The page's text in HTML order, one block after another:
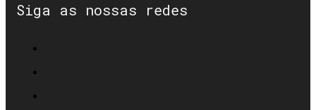
Siga as nossas redes